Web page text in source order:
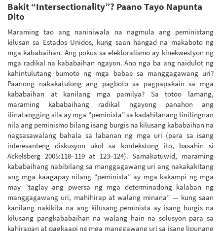
Bakit “Intersectionality”? Paano Tayo Napunta
Dito
Maraming tao ang naniniwala na nagmula ang peministang
kilusan sa Estados Unidos, kung saan hangad na makaboto ng
mga kababaihan. Ang pokus sa elektoralismo ay kinekwestyon ng
mga radikal na kababaihan ngayon. Ano nga ba ang naidulot ng
kahintulutang bumoto ng mga babae sa manggagawang uri?
Paanong nakakatulong ang pagboto sa pagpapakain sa mga
kababaihan at kanilang mga pamilya? Sa totoo lamang,
maraming kababaihang radikal ngayong panahon ang
itinatangging sila ay mga “peminista” sa kadahilanang tinitingnan
nila ang peminismo bilang isang burgis na kilusang kababaihan na
nagsasawalang bahala sa labanan ng mga uri (para sa isang
interesanteng diskusyon ukol sa kontekstong ito, basahin si
Ackelsberg 2005:118–119 at 123–124). Samakatuwid, maraming
kababaihang nabibilang sa manggagawang uri ang nakakakitang
ang mga kaagapay nilang “peminista” ay mga kakampi ng mga
may “taglay ang pwersa ng mga determinadong kalaban ng
manggagawang uri, mahihirap at walang minana” — kung saan
kanilang nakikita na ang kilusang peminista ay isang burgis na
kilusang pangkababaihan na walang hain na solusyon para sa
kahirapan at pagkaapi ng mga manggawang uri sa isang lipunang